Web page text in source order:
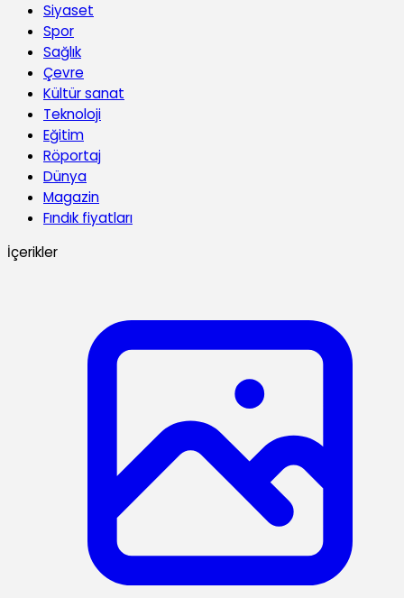
Siyaset
Spor
Sağlık
Çevre
Kültür sanat
Teknoloji
Eğitim
Röportaj
Dünya
Magazin
Fındık fiyatları
İçerikler